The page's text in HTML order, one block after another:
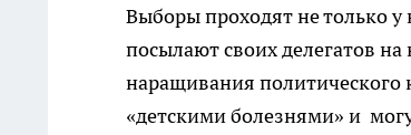
Выборы проходят не только у
посылают своих делегатов
наращивания политического
«детскими болезнями» и